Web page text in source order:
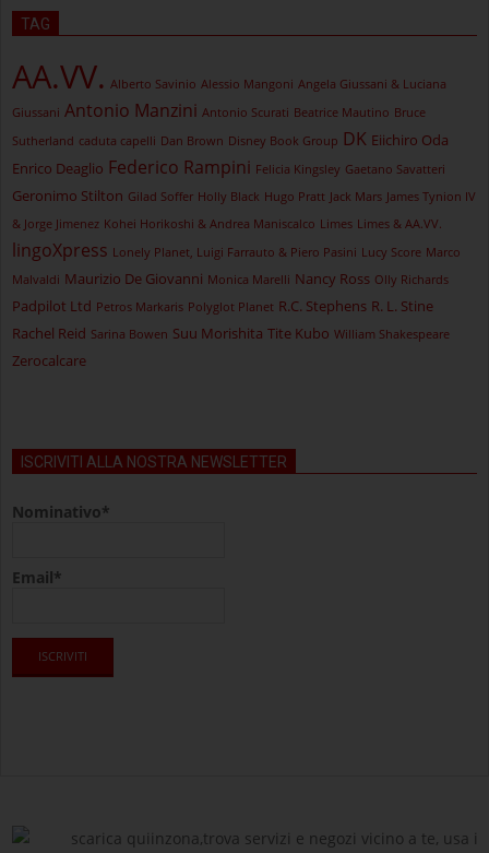
TAG
AA.VV. Alberto Savinio Alessio Mangoni Angela Giussani & Luciana
Giussani Antonio Manzini Antonio Scurati Beatrice Mautino Bruce
Sutherland caduta capelli Dan Brown Disney Book Group DK Eiichiro Oda
Enrico Deaglio Federico Rampini Felicia Kingsley Gaetano Savatteri
Geronimo Stilton Gilad Soffer Holly Black Hugo Pratt Jack Mars James Tynion IV
& Jorge Jimenez Kohei Horikoshi & Andrea Maniscalco Limes Limes & AA.VV.
lingoXpress Lonely Planet, Luigi Farrauto & Piero Pasini Lucy Score Marco
Malvaldi Maurizio De Giovanni Monica Marelli Nancy Ross Olly Richards
Padpilot Ltd Petros Markaris Polyglot Planet R.C. Stephens R. L. Stine
Rachel Reid Sarina Bowen Suu Morishita Tite Kubo William Shakespeare
Zerocalcare
ISCRIVITI ALLA NOSTRA NEWSLETTER
Nominativo*
Email*
scarica quiinzona,trova servizi e negozi vicino a te, usa i